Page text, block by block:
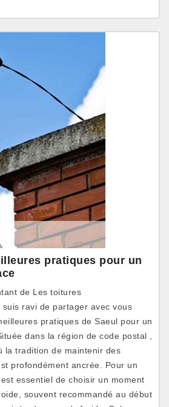
pratiques pour un
de Les toitures
ravi de partager avec vous
pratiques de Saeul pour un
dans la région de code postal ,
la tradition de maintenir des
profondément ancrée. Pour un
essentiel de choisir un moment
souvent recommandé au début